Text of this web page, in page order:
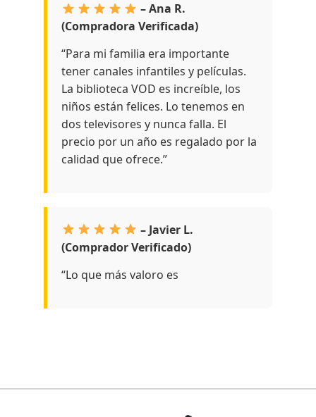
– Ana R.
(Compradora Verificada)
“Para mi familia era importante
tener canales infantiles y películas.
La biblioteca VOD es increíble, los
niños están felices. Lo tenemos en
dos televisores y nunca falla. El
precio por un año es regalado por la
calidad que ofrece.”
– Javier L.
(Comprador Verificado)
“Lo que más valoro es